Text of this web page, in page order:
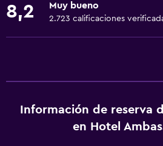
Alarma de humo
Toallas
8,2 Muy bueno
2.723 calificaciones
Información de reserva
en Hotel